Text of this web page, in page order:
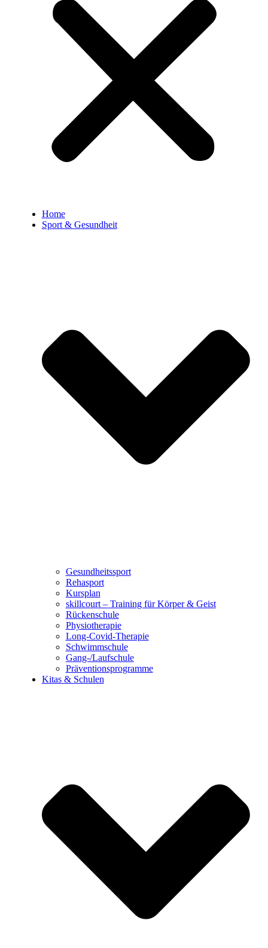
Home
Sport & Gesundheit
Gesundheitssport
Rehasport
Kursplan
skillcourt – Training für Körper & Geist
Rückenschule
Physiotherapie
Long-Covid-Therapie
Schwimmschule
Gang-/Laufschule
Präventionsprogramme
Kitas & Schulen